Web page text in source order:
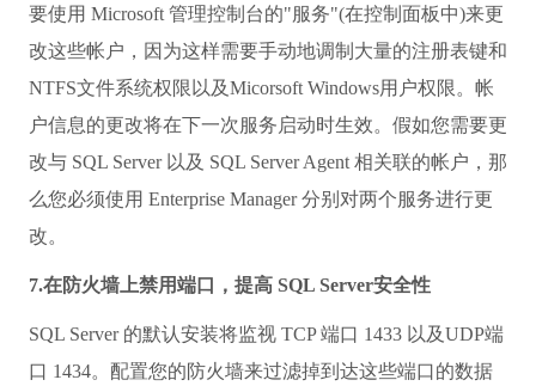
要使用 Microsoft 管理控制台的"服务"(在控制面板中)来更
改这些帐户，因为这样需要手动地调制大量的注册表键和
NTFS文件系统权限以及Micorsoft Windows用户权限。帐
户信息的更改将在下一次服务启动时生效。假如您需要更
改与 SQL Server 以及 SQL Server Agent 相关联的帐户，那
么您必须使用 Enterprise Manager 分别对两个服务进行更
改。
7.在防火墙上禁用端口，提高 SQL Server安全性
SQL Server 的默认安装将监视 TCP 端口 1433 以及UDP端
口 1434。配置您的防火墙来过滤掉到达这些端口的数据